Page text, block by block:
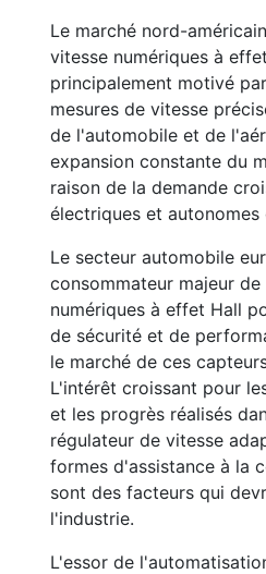
Le marché nord-
vitesse numériques à
principalement motivé
mesures de vitesse
de l'automobile et de
expansion constante du
raison de la demande
électriques et autonomes
Le secteur automobile
consommateur majeur
numériques à effet Hall
de sécurité et de
le marché de ces
L'intérêt croissant pour
et les progrès réalisés
régulateur de vitesse
formes d'assistance à la
sont des facteurs qui
l'industrie.
L'essor de